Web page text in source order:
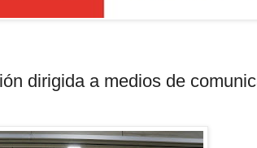
dirigida a medios de